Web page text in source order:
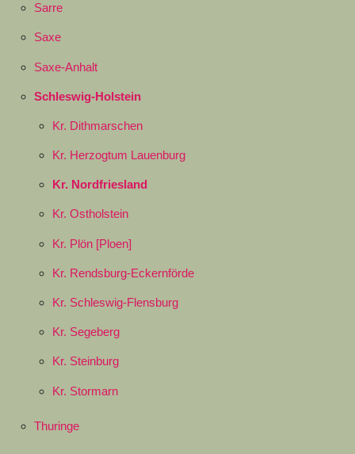
Sarre
Saxe
Saxe-Anhalt
Schleswig-Holstein
Kr. Dithmarschen
Kr. Herzogtum Lauenburg
Kr. Nordfriesland
Kr. Ostholstein
Kr. Plön [Ploen]
Kr. Rendsburg-Eckernförde
Kr. Schleswig-Flensburg
Kr. Segeberg
Kr. Steinburg
Kr. Stormarn
Thuringe